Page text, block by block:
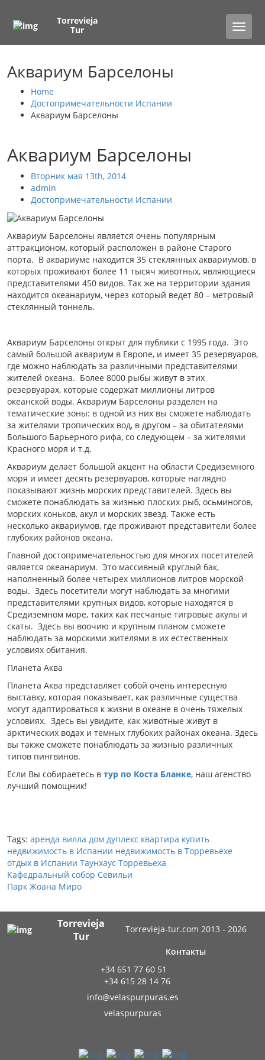
Toggle
Torrevieja
Tur
Аквариум Барселоны
Home
Достопримечательности Испании
Аквариум Барселоны
Аквариум Барселоны
Вторник мая 13th, 2014
admin
Достопримечательности Испании
Аквариум Барселоны является очень популярным
аттракционом, который расположен в районе Старого
порта. В аквариуме находится 35 стеклянных аквариумов, в
которых проживают более 11 тысяч животных, являющиеся
представителями 450 видов. Так же на территории здания
находится океанариум, через который ведет 80 – метровый
стеклянный тоннель.
Аквариум Барселоны открыт для публики с 1995 года. Это
самый большой аквариум в Европе, и имеет 35 резервуаров,
где можно наблюдать за различными представителями
жителей океана. Более 8000 рыбы живут в этих
резервуарах, которые содержат миллионы литров
океанской воды. Аквариум Барселоны разделен на
тематические зоны: в одной из них вы сможете наблюдать
за жителями тропических вод, в другом – за обитателями
Большого Барьерного рифа, со следующем – за жителями
Красного моря и т.д.
Аквариум делает большой акцент на области Средиземного
моря и имеет десять резервуаров, которые наглядно
показывают жизнь морских представителей. Здесь вы
сможете понаблюдать за жизнью плоских рыб, осьминогов,
морских коньков, акул и морских звезд. Также есть
несколько аквариумов, где проживают представители более
глубоких районов океана.
Главной достопримечательностью для многих посетителей
является океанариум. Это массивный круглый бак,
наполненный более четырех миллионов литров морской
воды. Здесь посетители могут наблюдать за многими
представителями крупных видов, которые находятся в
Средиземном море, таких как песчаные тигровые акулы и
скаты. Здесь вы воочию и крупным планом сможете
наблюдать за морскими жителями в их естественных
условиях обитания.
Планета Аква
Планета Аква представляет собой очень интересную
выставку, которая показывает, как различные существа
могут адаптироваться к жизни в океане в очень тяжелых
условиях. Здесь вы увидите, как животные живут в
арктических водах и темных глубоких районах океана. Здесь
вы также сможете понаблюдать за жизнью различных
типов пингвинов.
Если Вы собираетесь в тур по Коста Бланке, наш агенство
лучший помощник!
Tags: аренда вилла дом дуплекс квартира купить
недвижимость в Испании недвижимость в Торревьехе
отдых в Испании Таунхаус Торревьеха
Кафедральный собор Севильи
Парк Жоана Миро
Torrevieja
Tur
Torrevieja-tur.com 2013 - 2026
Контакты
+34 651 77 60 51
+34 615 28 14 76
info@velaspurpuras.es
velaspurpuras